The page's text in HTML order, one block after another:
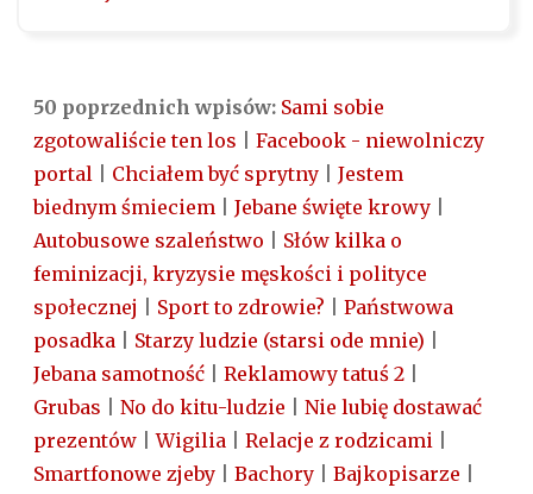
50 poprzednich wpisów: Sami sobie
zgotowaliście ten los
Facebook - niewolniczy
portal
Chciałem być sprytny
Jestem
biednym śmieciem
Jebane święte krowy
Autobusowe szaleństwo
Słów kilka o
feminizacji, kryzysie męskości i polityce
społecznej
Sport to zdrowie?
Państwowa
posadka
Starzy ludzie (starsi ode mnie)
Jebana samotność
Reklamowy tatuś 2
Grubas
No do kitu-ludzie
Nie lubię dostawać
prezentów |Wigilia Relacje z rodzicami
Smartfonowe zjeby
Bachory Bajkopisarze